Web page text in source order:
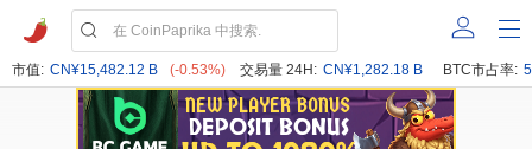
市值: CN¥15,482.12 B (-0.53%) 交易量 24H: CN¥1,282.18 B BTC市占率: